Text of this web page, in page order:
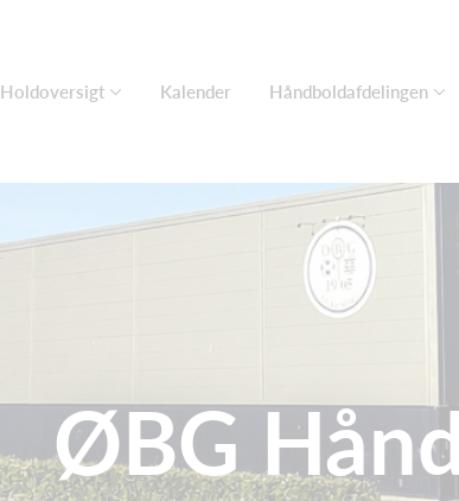
Holdoversigt Kalender Håndboldafdelingen
ØBG